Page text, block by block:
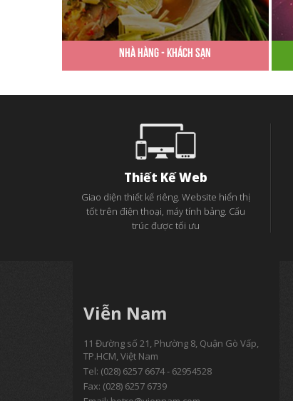
Nhà Hàng - Khách Sạn
Thiết Kế Web
Giao diện thiết kế riêng. Website hiển thị
tốt trên điện thoại, máy tính bảng. Cấu
trúc được tối ưu
Viễn Nam
11 Đường số 21, Phường 8, Quận Gò Vấp,
TP.HCM, Việt Nam
Tel: (028) 6257 6674 - 62954528
Fax: (028) 6257 6739